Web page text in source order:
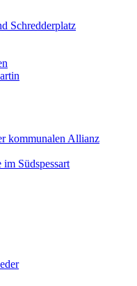
Schredderplatz
kommunalen Allianz
Südspessart